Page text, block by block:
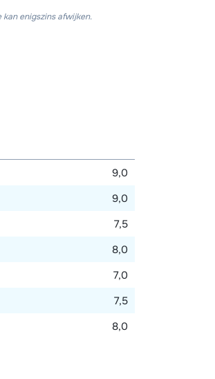
enigszins afwijken.
9,0
9,0
7,5
8,0
7,0
7,5
8,0